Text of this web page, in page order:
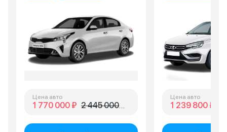
Цена авто
1 770 000 ₽ 2 445 000 ₽
Цена авто
1 239 800 ₽